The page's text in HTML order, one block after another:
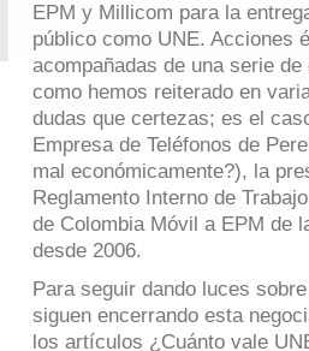
EPM y Millicom para la
público como UNE. Acciones
acompañadas de una serie
como hemos reiterado en
dudas que certezas; es el
Empresa de Teléfonos de
mal económicamente?), la
Reglamento Interno de
de Colombia Móvil a EPM de
desde 2006.
Para seguir dando luces
siguen encerrando esta
los artículos ¿Cuánto vale